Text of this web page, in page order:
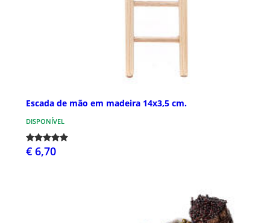
Escada de mão em madeira 14x3,5 cm.
DISPONÍVEL
€ 6,70